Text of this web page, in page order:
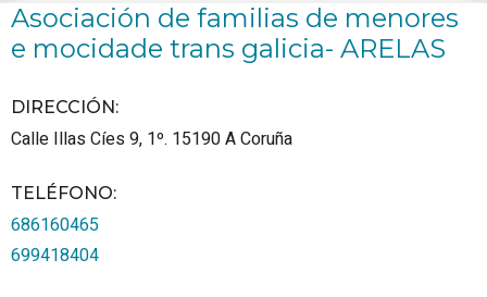
Asociación de familias de menores
e mocidade trans galicia- ARELAS
DIRECCIÓN:
Calle Illas Cíes 9, 1º. 15190A Coruña
TELÉFONO:
686160465
699418404